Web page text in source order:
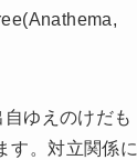
ゆえのけだも
す。対立関係に